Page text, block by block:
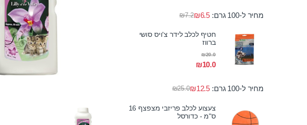
מחיר ל-100 גרם: ₪7.2₪6.5
חטיף לכלב לידר צ'ויס סושי
ברווז
₪10.0
₪20.0
מחיר ל-100 גרם: ₪25.0₪12.5
צעצוע לכלב פריזבי מצפצף 16
ס"מ - כדורסל